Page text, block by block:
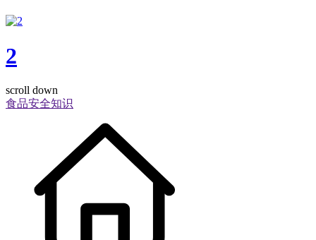
2
scroll down
食品安全知识